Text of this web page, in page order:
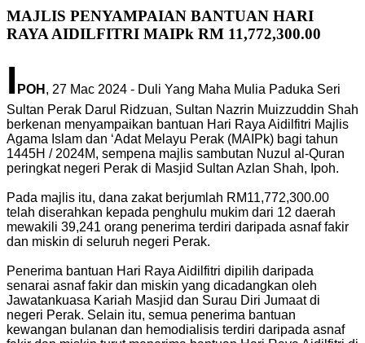
MAJLIS PENYAMPAIAN BANTUAN HARI
RAYA AIDILFITRI MAIPk RM 11,772,300.00
I POH , 27 Mac 2024 - Duli Yang Maha Mulia Paduka Seri
Sultan Perak Darul Ridzuan, Sultan Nazrin Muizzuddin Shah
berkenan menyampaikan bantuan Hari Raya Aidilfitri Majlis
Agama Islam dan ‘Adat Melayu Perak (MAIPk) bagi tahun
1445H / 2024M, sempena majlis sambutan Nuzul al-Quran
peringkat negeri Perak di Masjid Sultan Azlan Shah, Ipoh.
Pada majlis itu, dana zakat berjumlah RM11,772,300.00
telah diserahkan kepada penghulu mukim dari 12 daerah
mewakili 39,241 orang penerima terdiri daripada asnaf fakir
dan miskin di seluruh negeri Perak.
Penerima bantuan Hari Raya Aidilfitri dipilih daripada
senarai asnaf fakir dan miskin yang dicadangkan oleh
Jawatankuasa Kariah Masjid dan Surau Diri Jumaat di
negeri Perak. Selain itu, semua penerima bantuan
kewangan bulanan dan hemodialisis terdiri daripada asnaf